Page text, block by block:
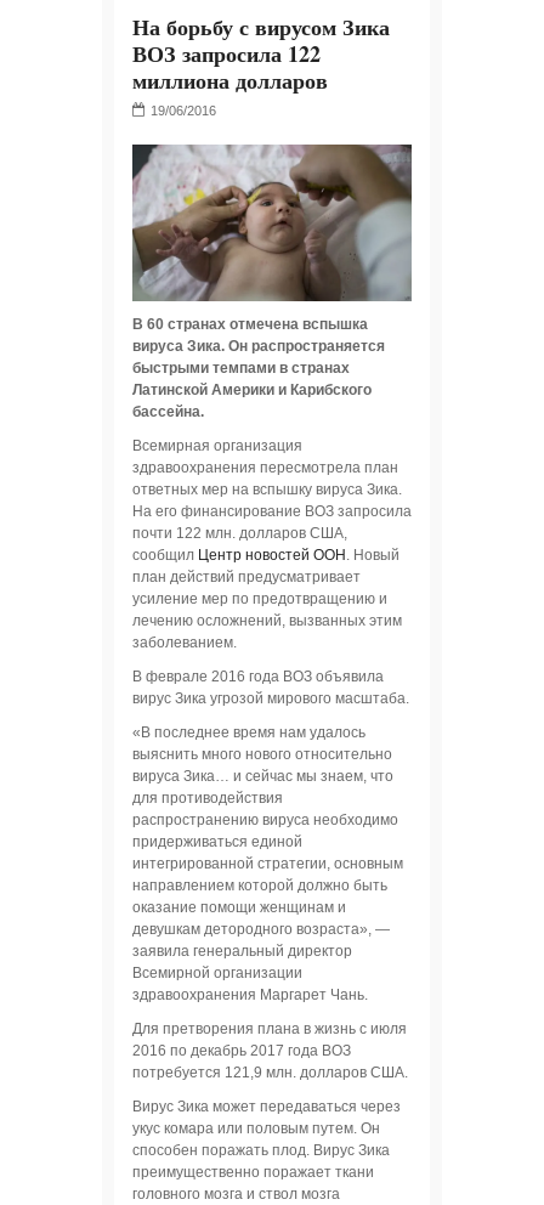
На борьбу с вирусом Зика
ВОЗ запросила 122
миллиона долларов
В 60 странах отмечена вспышка
вируса Зика. Он распространяется
быстрыми темпами в странах
Латинской Америки и Карибского
бассейна.
Всемирная организация
здравоохранения пересмотрела план
ответных мер на вспышку вируса Зика.
На его финансирование ВОЗ запросила
почти 122 млн. долларов США,
сообщил Центр новостей ООН . Новый
план действий предусматривает
усиление мер по предотвращению и
лечению осложнений, вызванных этим
заболеванием.
В феврале 2016 года ВОЗ объявила
вирус Зика угрозой мирового масштаба.
«В последнее время нам удалось
выяснить много нового относительно
вируса Зика… и сейчас мы знаем, что
для противодействия
распространению вируса необходимо
придерживаться единой
интегрированной стратегии, основным
направлением которой должно быть
оказание помощи женщинам и
девушкам детородного возраста», —
заявила генеральный директор
Всемирной организации
здравоохранения Маргарет Чань.
Для претворения плана в жизнь с июля
2016 по декабрь 2017 года ВОЗ
потребуется 121,9 млн. долларов США.
Вирус Зика может передаваться через
укус комара или половым путем. Он
способен поражать плод. Вирус Зика
преимущественно поражает ткани
головного мозга и ствол мозга